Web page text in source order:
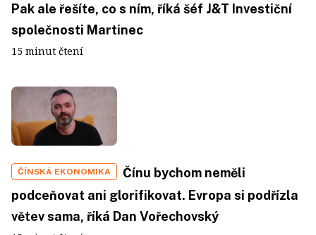
Pak ale řešíte, co s ním, říká šéf J&T Investiční
společnosti Martinec
15 minut čtení
ČÍNSKÁ EKONOMIKA
Čínu bychom neměli
podceňovat ani glorifikovat. Evropa si podřízla
větev sama, říká Dan Vořechovský